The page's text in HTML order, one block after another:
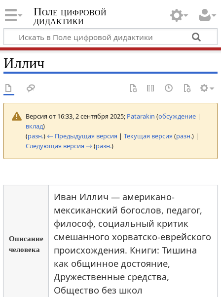
Поле цифровой
дидактики
Иллич
Версия от 16:33, 2 сентября 2025; Patarakin (обсуждение|
вклад)
(разн.) ← Предыдущая версия | Текущая версия (разн.) |
Следующая версия → (разн.)
Описание
человека
Иван Иллич — американо-
мексиканский богослов, педагог,
философ, социальный критик
смешанного хорватско-еврейского
происхождения. Книги: Тишина
как общинное достояние,
Дружественные средства,
Общество без школ